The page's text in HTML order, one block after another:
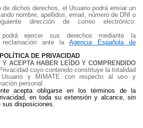
de dichos derechos, el Usuario podrá enviar un
nombre, apellidos, email, número de DNI o
dirección de correo electrónico:
ejercer sus derechos mediante la
reclamación ante laAgencia Española de
DE PRIVACIDAD
Y ACEPTA HABER LEÍDO Y COMPRENDIDO
cuyo contenido constituye la totalidad
y MIMATE con respecto al uso y
personal.
acepta obligarse en los términos de la
en toda su extensión y alcance, sin
sus disposiciones.